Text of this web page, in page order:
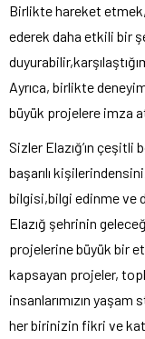
Birlikte hareket
ederek daha etkili bir
Ayrıca, birlikte
büyük projelere imza
Sizler Elazığ’ın
başarılı
bilgisi,bilgi edinme ve
Elazığ şehrinin
projelerine büyük bir
kapsayan projeler,
insanlarımızın
her birinizin fikri ve